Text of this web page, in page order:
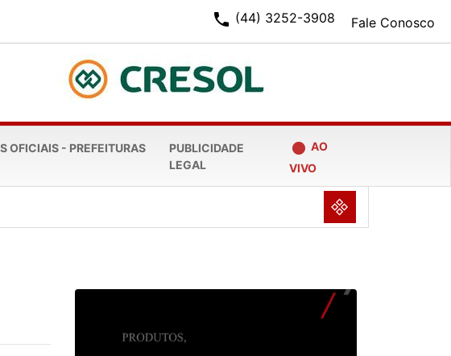
Fale Conosco
phone (44) 3252-3908
OFICIAIS - PREFEITURAS
PUBLICIDADE
LEGAL
fiber_manual_record AO
VIVO
NULL